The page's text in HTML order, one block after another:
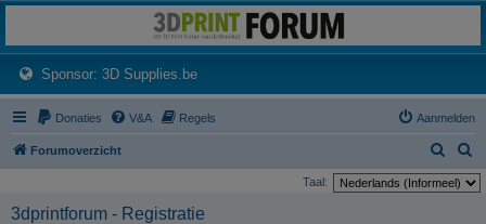
Het 3D print forum van de Benelux na de sluiting van 3dprintforum.nl
Sponsor: 3D Supplies.be(Opens a new tab)
Donaties V&A Regels Aanmelden
Forumoverzicht
o
o
Taal:
3dprintforum - Registratie